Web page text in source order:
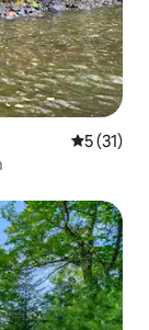
5 av 5 i
5 (31)